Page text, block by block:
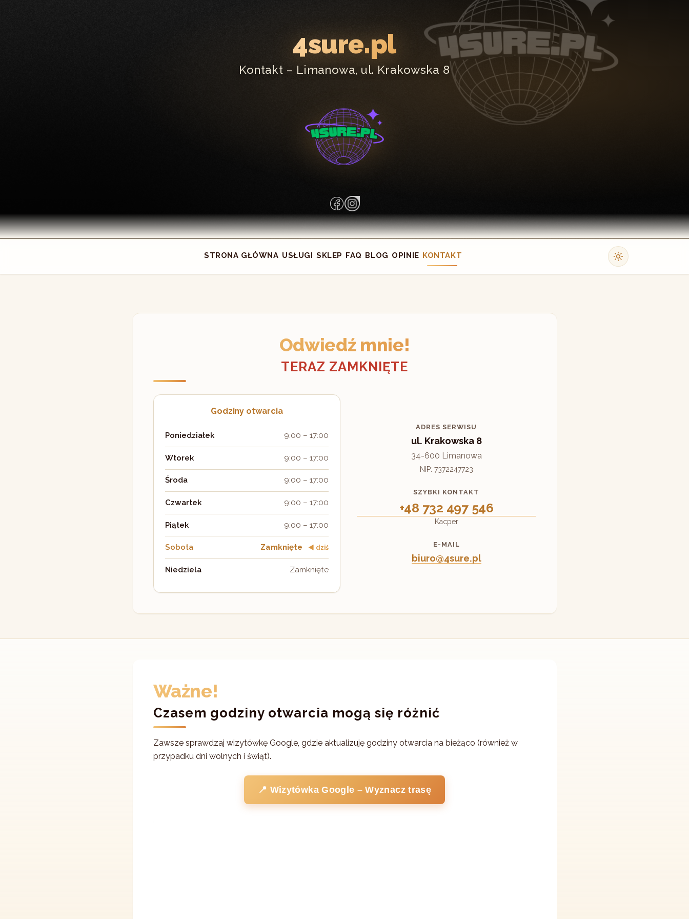
4sure.pl
Kontakt – Limanowa, ul. Krakowska 8
STRONA GŁÓWNA USŁUGI SKLEP FAQ BLOG OPINIE KONTAKT
Odwiedź mnie!
TERAZ ZAMKNIĘTE
Godziny otwarcia
Poniedziałek 9:00 – 17:00
Wtorek 9:00 – 17:00
Środa 9:00 – 17:00
Czwartek 9:00 – 17:00
Piątek 9:00 – 17:00
Sobota Zamknięte ◀ dziś
Niedziela Zamknięte
ADRES SERWISU
ul. Krakowska 8
34-600 Limanowa
NIP: 7372247723
SZYBKI KONTAKT
+48 732 497 546
Kacper
E-MAIL
biuro@4sure.pl
Ważne!
Czasem godziny otwarcia mogą się różnić
Zawsze sprawdzaj wizytówkę Google, gdzie aktualizuję godziny otwarcia na bieżąco (również w
przypadku dni wolnych i świąt).
📍 Wizytówka Google – Wyznacz trasę